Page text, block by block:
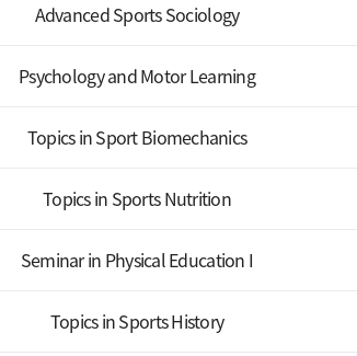
Advanced Sports Sociology
Psychology and Motor Learning
Topics in Sport Biomechanics
Topics in Sports Nutrition
Seminar in Physical Education I
Topics in Sports History